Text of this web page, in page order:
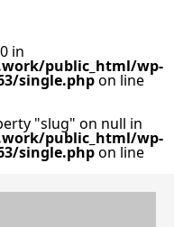
in
public_html/wp-
single.phpon line
"slug" on null in
public_html/wp-
single.phpon line